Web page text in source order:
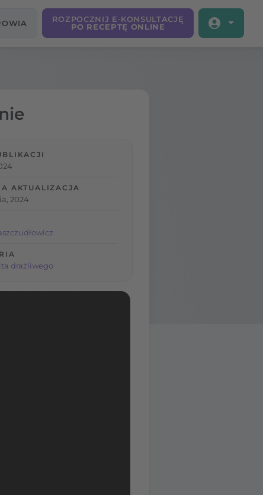
ROZPOCZNIJ E-KONSULTACJĘ
PO RECEPTĘ ONLINE
AKTUALIZACJA
2024
drażliwego